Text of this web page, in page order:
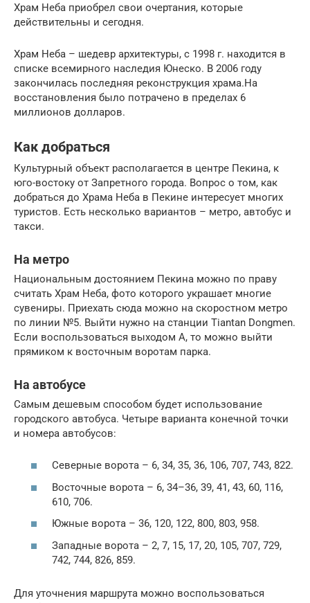
Храм Неба приобрел свои очертания, которые
действительны и сегодня.
Храм Неба – шедевр архитектуры, с 1998 г. находится в
списке всемирного наследия Юнеско. В 2006 году
закончилась последняя реконструкция храма.На
восстановления было потрачено в пределах 6
миллионов долларов.
Как добраться
Культурный объект располагается в центре Пекина, к
юго-востоку от Запретного города. Вопрос о том, как
добраться до Храма Неба в Пекине интересует многих
туристов. Есть несколько вариантов – метро, автобус и
такси.
На метро
Национальным достоянием Пекина можно по праву
считать Храм Неба, фото которого украшает многие
сувениры. Приехать сюда можно на скоростном метро
по линии №5. Выйти нужно на станции Tiantan Dongmen.
Если воспользоваться выходом A, то можно выйти
прямиком к восточным воротам парка.
На автобусе
Самым дешевым способом будет использование
городского автобуса. Четыре варианта конечной точки
и номера автобусов:
Северные ворота – 6, 34, 35, 36, 106, 707, 743, 822.
Восточные ворота – 6, 34–36, 39, 41, 43, 60, 116,
610, 706.
Южные ворота – 36, 120, 122, 800, 803, 958.
Западные ворота – 2, 7, 15, 17, 20, 105, 707, 729,
742, 744, 826, 859.
Для уточнения маршрута можно воспользоваться